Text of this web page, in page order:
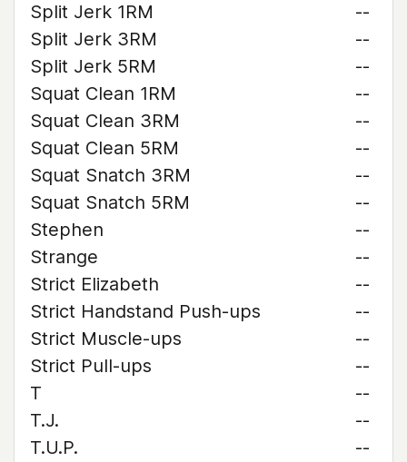
Split Jerk 1RM
--
Split Jerk 3RM
--
Split Jerk 5RM
--
Squat Clean 1RM
--
Squat Clean 3RM
--
Squat Clean 5RM
--
Squat Snatch 3RM
--
Squat Snatch 5RM
--
Stephen
--
Strange
--
Strict Elizabeth
--
Strict Handstand Push-ups
--
Strict Muscle-ups
--
Strict Pull-ups
--
T
--
T.J.
--
T.U.P.
--